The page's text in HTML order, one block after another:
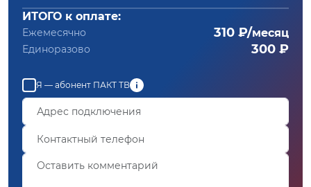
ИТОГО к оплате:
Ежемесячно 310 ₽/месяц
Единоразово 300 ₽
Я — абонент ПАКТ ТВ